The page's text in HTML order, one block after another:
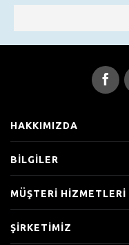
HAKKIMIZDA
BİLGİLER
MÜŞTERİ HİZMETLERİ
ŞİRKETİMİZ